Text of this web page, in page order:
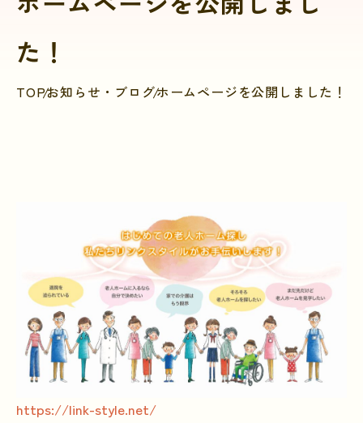
た！
TOPお知らせ・ブログホームページを公開しました！
https://link-style.net/